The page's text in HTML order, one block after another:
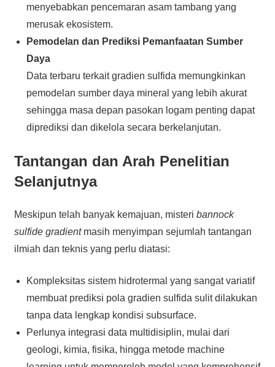
menyebabkan pencemaran asam tambang yang
merusak ekosistem.
Pemodelan dan Prediksi Pemanfaatan Sumber
Daya
Data terbaru terkait gradien sulfida memungkinkan
pemodelan sumber daya mineral yang lebih akurat
sehingga masa depan pasokan logam penting dapat
diprediksi dan dikelola secara berkelanjutan.
Tantangan dan Arah Penelitian
Selanjutnya
Meskipun telah banyak kemajuan, misteri bannock
sulfide gradientmasih menyimpan sejumlah tantangan
ilmiah dan teknis yang perlu diatasi:
Kompleksitas sistem hidrotermal yang sangat variatif
membuat prediksi pola gradien sulfida sulit dilakukan
tanpa data lengkap kondisi subsurface.
Perlunya integrasi data multidisiplin, mulai dari
geologi, kimia, fisika, hingga metode machine